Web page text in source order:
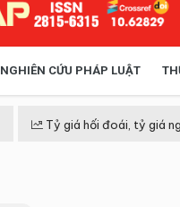
NGHIÊN CỨU PHÁP LUẬT
Tỷ giá hối đoái, tỷ giá